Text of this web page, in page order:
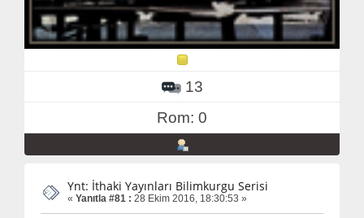
13
Rom: 0
Ynt: İthaki Yayınları Bilimkurgu Serisi
« Yanıtla #81 : 28 Ekim 2016, 18:30:53 »